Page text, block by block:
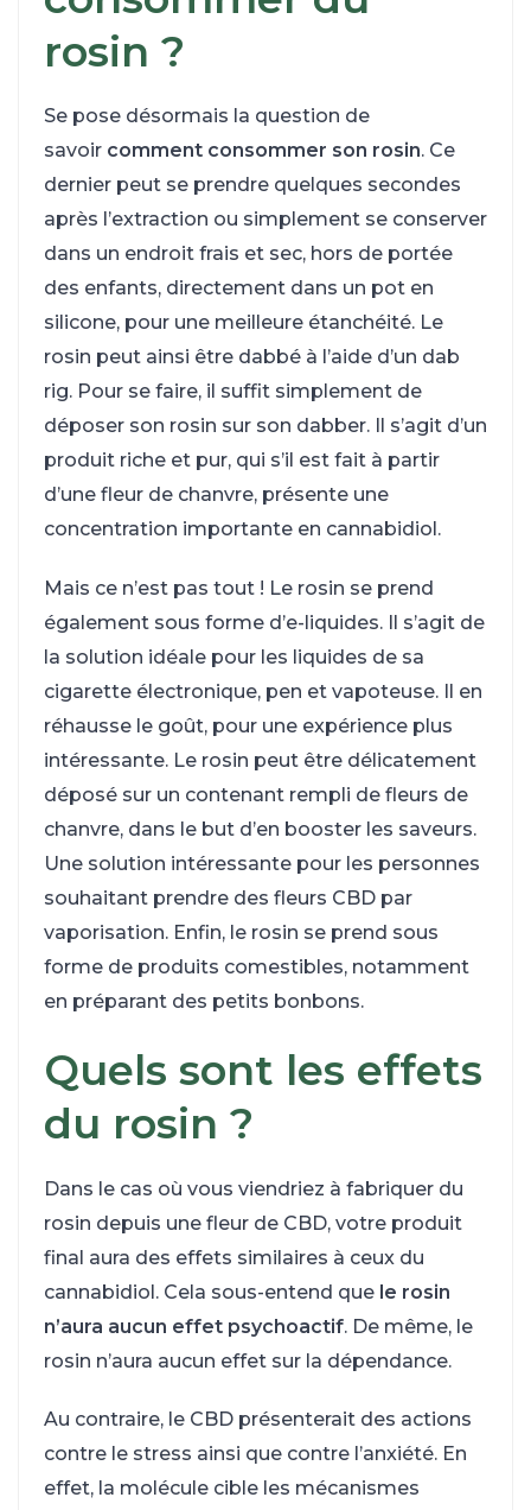
rosin ?
Se pose désormais la question de
savoir comment consommer son rosin. Ce
dernier peut se prendre quelques secondes
après l’extraction ou simplement se conserver
dans un endroit frais et sec, hors de portée
des enfants, directement dans un pot en
silicone, pour une meilleure étanchéité. Le
rosin peut ainsi être dabbé à l’aide d’un dab
rig. Pour se faire, il suffit simplement de
déposer son rosin sur son dabber. Il s’agit d’un
produit riche et pur, qui s’il est fait à partir
d’une fleur de chanvre, présente une
concentration importante en cannabidiol.
Mais ce n’est pas tout ! Le rosin se prend
également sous forme d’e-liquides. Il s’agit de
la solution idéale pour les liquides de sa
cigarette électronique, pen et vapoteuse. Il en
réhausse le goût, pour une expérience plus
intéressante. Le rosin peut être délicatement
déposé sur un contenant rempli de fleurs de
chanvre, dans le but d’en booster les saveurs.
Une solution intéressante pour les personnes
souhaitant prendre des fleurs CBD par
vaporisation. Enfin, le rosin se prend sous
forme de produits comestibles, notamment
en préparant des petits bonbons.
Quels sont les effets
du rosin ?
Dans le cas où vous viendriez à fabriquer du
rosin depuis une fleur de CBD, votre produit
final aura des effets similaires à ceux du
cannabidiol. Cela sous-entend que le rosin
n’aura aucun effet psychoactif. De même, le
rosin n’aura aucun effet sur la dépendance.
Au contraire, le CBD présenterait des actions
contre le stress ainsi que contre l’anxiété. En
effet, la molécule cible les mécanismes